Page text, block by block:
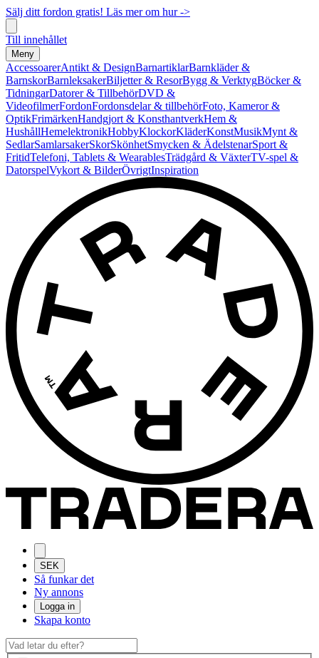
Sälj ditt fordon gratis! Läs mer om hur ->
Till innehållet
Meny
AccessoarerAntikt & DesignBarnartiklarBarnkläder &
BarnskorBarnleksakerBiljetter & ResorBygg & VerktygBöcker &
TidningarDatorer & TillbehörDVD &
VideofilmerFordonFordonsdelar & tillbehörFoto, Kameror &
OptikFrimärkenHandgjort & KonsthantverkHem &
HushållHemelektronikHobbyKlockorKläderKonstMusikMynt &
SedlarSamlarsakerSkorSkönhetSmycken & ÄdelstenarSport &
FritidTelefoni, Tablets & WearablesTrädgård & VäxterTV-spel &
DatorspelVykort & BilderÖvrigtInspiration
SEK
Så funkar det
Ny annons
Logga in
Skapa konto